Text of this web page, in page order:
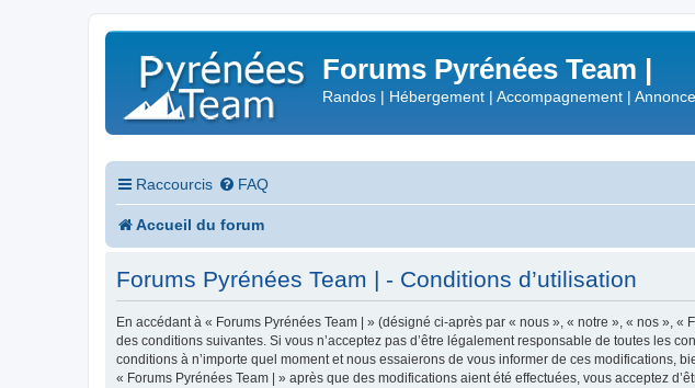
Forums Pyrénées Team |
Randos | Hébergement | Accompagnement |
Raccourcis FAQ
Accueil du forum
Forums Pyrénées Team | - Conditions d’utilisation
En accédant à « Forums Pyrénées Team | » (désigné ci-après par « nous », « notre », « nos »,
des conditions suivantes. Si vous n’acceptez pas d’être légalement responsable de toutes les
conditions à n’importe quel moment et nous essaierons de vous informer de ces modifications,
« Forums Pyrénées Team | » après que des modifications aient été effectuées, vous acceptez